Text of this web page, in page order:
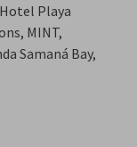
Playa
MINT,
Samaná Bay,